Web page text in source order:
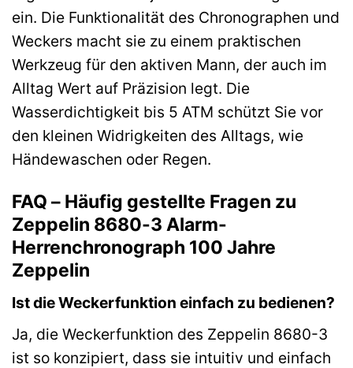
ein. Die Funktionalität des Chronographen und
Weckers macht sie zu einem praktischen
Werkzeug für den aktiven Mann, der auch im
Alltag Wert auf Präzision legt. Die
Wasserdichtigkeit bis 5 ATM schützt Sie vor
den kleinen Widrigkeiten des Alltags, wie
Händewaschen oder Regen.
FAQ – Häufig gestellte Fragen zu
Zeppelin 8680-3 Alarm-
Herrenchronograph 100 Jahre
Zeppelin
Ist die Weckerfunktion einfach zu bedienen?
Ja, die Weckerfunktion des Zeppelin 8680-3
ist so konzipiert, dass sie intuitiv und einfach